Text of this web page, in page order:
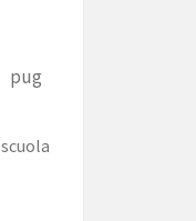
pug
scuola